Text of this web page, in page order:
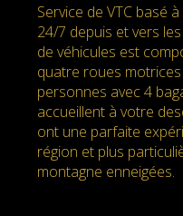
Service de VTC basé
24/7 depuis et vers
de véhicules est
quatre roues
personnes avec 4
accueillent à votre
ont une parfaite
région et plus
montagne enneigées.